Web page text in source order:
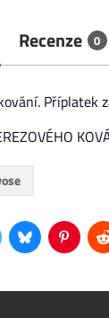
Recenze 0
Bluesky